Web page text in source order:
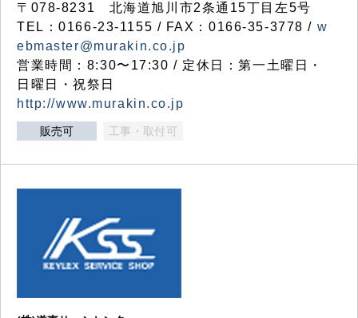
〒078-8231 北海道旭川市2条通15丁目左5号
TEL：0166-23-1155 / FAX：0166-35-3778 / w
ebmaster@murakin.co.jp
営業時間：8:30〜17:30 / 定休日：第一土曜日・
日曜日・祝祭日
http://www.murakin.co.jp
販売可 工事・取付可